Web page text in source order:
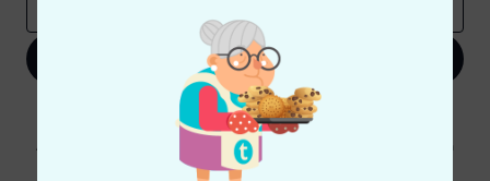
Jetzt anmelden
Mit Klick auf „Jetzt anmelden“ stimmen Sie dem Erhalt von E-Mail-
Werbung und einer Messung des E-Mail-Nutzungsverhaltens zu. Die
Abmeldung ist jederzeit möglich. Weitere Informationen finden Sie in
unseren
Datenschutzhinweisen